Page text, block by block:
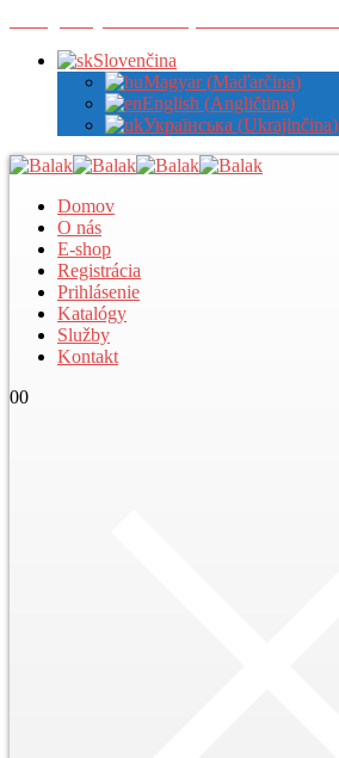
Slovenčina
Magyar (Maďarčina)
English (Angličtina)
Українська (Ukrajinčina)
Domov
O nás
E-shop
Registrácia
Prihlásenie
Katalógy
Služby
Kontakt
00